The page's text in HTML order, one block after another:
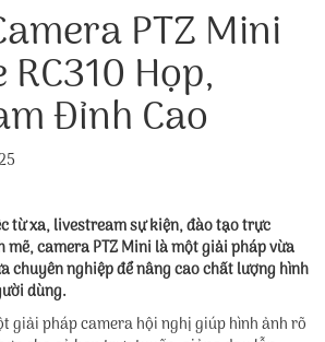
PTZ Mini
Họp,
Đỉnh Cao
từ xa, livestream sự kiện, đào tạo trực
camera PTZ Mini là một giải pháp vừa
chuyên nghiệp để nâng cao chất lượng hình
dùng.
giải pháp camera hội nghị giúp hình ảnh rõ